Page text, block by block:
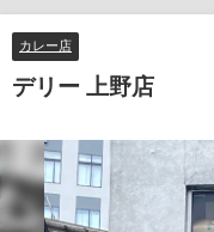
カレー店
デリー 上野店